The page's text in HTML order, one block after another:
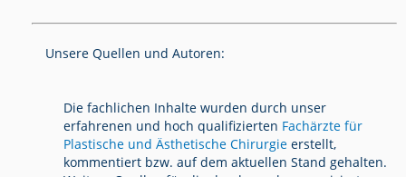
Unsere Quellen und Autoren:
Die fachlichen Inhalte wurden durch unser
erfahrenen und hoch qualifizierten Fachärzte für
Plastische und Ästhetische Chirurgie erstellt,
kommentiert bzw. auf dem aktuellen Stand gehalten.